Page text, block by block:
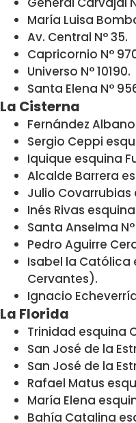
María Luisa
Av. Central N° 35.
Capricornio N°
Universo N° 10190.
Santa Elena N°
La Cisterna
Fernández
Sergio Ceppi
Iquique esquina
Alcalde Barrera
Julio Covarrubias
Inés Rivas
Santa Anselma N°
Pedro Aguirre
Isabel la Católica
Cervantes).
Ignacio
La Florida
Trinidad esquina
San José de la
San José de la
Rafael Matus
María Elena
Bahía Catalina